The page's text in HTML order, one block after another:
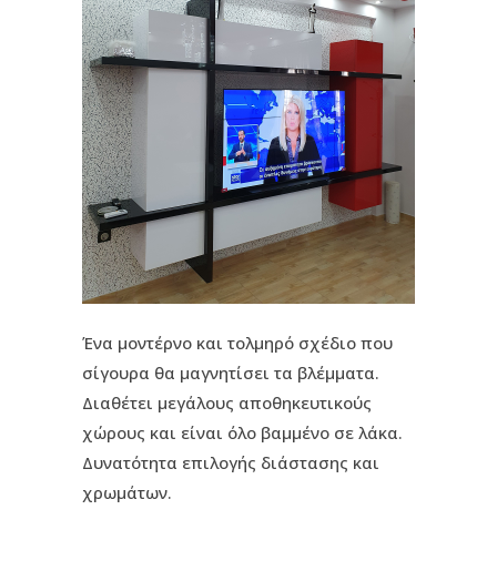
Ένα μοντέρνο και τολμηρό σχέδιο που
σίγουρα θα μαγνητίσει τα βλέμματα.
Διαθέτει μεγάλους αποθηκευτικούς
χώρους και είναι όλο βαμμένο σε λάκα.
Δυνατότητα επιλογής διάστασης και
χρωμάτων.